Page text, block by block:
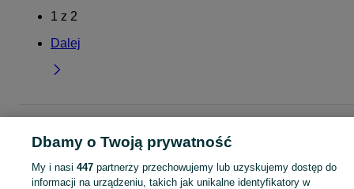
1 z 2
Dalej
Miski - Mazowieckie
Miski - Warszawa Miski - Śródmieście
KATEGORIA
Dbamy o Twoją prywatność
My i nasi 447partnerzy przechowujemy lub uzyskujemy dostęp do
informacji na urządzeniu, takich jak unikalne identyfikatory w